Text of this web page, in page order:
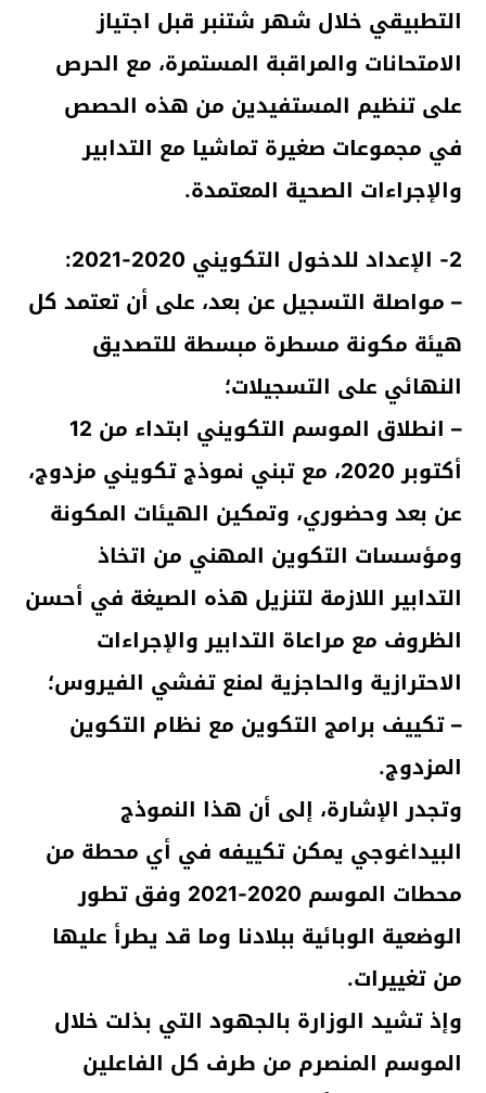
التطبيقي خلال شهر شتنبر قبل اجتياز
الامتحانات والمراقبة المستمرة، مع الحرص
على تنظيم المستفيدين من هذه الحصص
في مجموعات صغيرة تماشيا مع التدابير
والإجراءات الصحية المعتمدة.
2- الإعداد للدخول التكويني 2020-2021:
– مواصلة التسجيل عن بعد، على أن تعتمد كل
هيئة مكونة مسطرة مبسطة للتصديق
النهائي على التسجيلات؛
– انطلاق الموسم التكويني ابتداء من 12
أكتوبر 2020، مع تبني نموذج تكويني مزدوج،
عن بعد وحضوري، وتمكين الهيئات المكونة
ومؤسسات التكوين المهني من اتخاذ
التدابير اللازمة لتنزيل هذه الصيغة في أحسن
الظروف مع مراعاة التدابير والإجراءات
الاحترازية والحاجزية لمنع تفشي الفيروس؛
– تكييف برامج التكوين مع نظام التكوين
المزدوج.
وتجدر الإشارة، إلى أن هذا النموذج
البيداغوجي يمكن تكييفه في أي محطة من
محطات الموسم 2020-2021 وفق تطور
الوضعية الوبائية ببلادنا وما قد يطرأ عليها
من تغييرات.
وإذ تشيد الوزارة بالجهود التي بذلت خلال
الموسم المنصرم من طرف كل الفاعلين